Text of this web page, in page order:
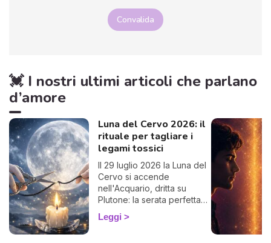
Convalida
💓 I nostri ultimi articoli che parlano
d’amore
Luna del Cervo 2026: il
rituale per tagliare i
legami tossici
Il 29 luglio 2026 la Luna del
Cervo si accende
nell'Acquario, dritta su
Plutone: la serata perfetta
per liberarti da un legame
che ti prosciuga.
Leggi